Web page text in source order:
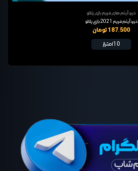
خرید آیتم های فریم بازی پلاتو
خرید آیتم فریم 2021 بازی پلاتو
187,500 تومان
10 امتیاز